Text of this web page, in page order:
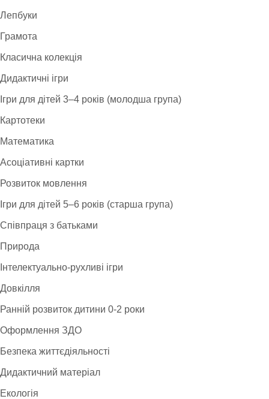
Лепбуки
Грамота
Класична колекція
Дидактичні ігри
Ігри для дітей 3–4 років (молодша група)
Картотеки
Математика
Асоціативні картки
Розвиток мовлення
Ігри для дітей 5–6 років (старша група)
Співпраця з батьками
Природа
Інтелектуально-рухливі ігри
Довкілля
Ранній розвиток дитини 0-2 роки
Оформлення ЗДО
Безпека життєдіяльності
Дидактичний матеріал
Екологія